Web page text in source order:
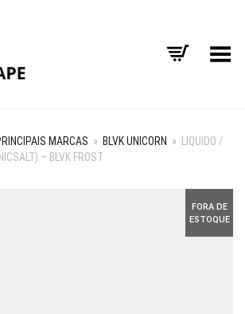
Alternar Menu
MARCAS » BLVK UNICORN »
LIQUIDO /
– BLVK FROST
FORA DE
ESTOQUE